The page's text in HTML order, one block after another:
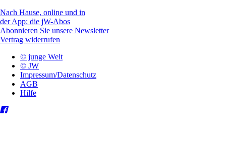
Nach Hause, online und in
der App: die jW-Abos
Abonnieren Sie unsere Newsletter
Vertrag widerrufen
© junge Welt
© JW
Impressum/Datenschutz
AGB
Hilfe